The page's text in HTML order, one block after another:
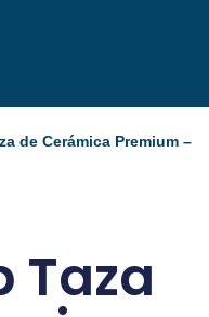
de Cerámica Premium –
Taza